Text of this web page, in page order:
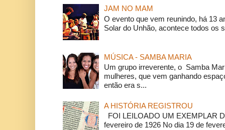
JAM NO MAM
O evento que vem reunindo, há 13
Solar do Unhão, acontece todos os
MÚSICA - SAMBA MARIA
Um grupo irreverente, o Samba
mulheres, que vem ganhando
então era s...
A HISTÓRIA REGISTROU
FOI LEILOADO UM EXEMPLAR
fevereiro de 1926 No dia 19 de